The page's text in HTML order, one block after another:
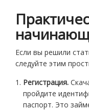
Если вы решили
следуйте этим
Регистрация.
пройдите
паспорт. Это